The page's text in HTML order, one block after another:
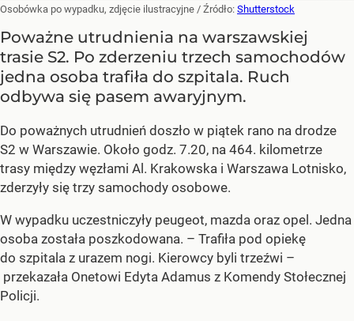
Osobówka po wypadku, zdjęcie ilustracyjne / Źródło: Shutterstock
Poważne utrudnienia na warszawskiej
trasie S2. Po zderzeniu trzech samochodów
jedna osoba trafiła do szpitala. Ruch
odbywa się pasem awaryjnym.
Do poważnych utrudnień doszło w piątek rano na drodze
S2 w Warszawie. Około godz. 7.20, na 464. kilometrze
trasy między węzłami Al. Krakowska i Warszawa Lotnisko,
zderzyły się trzy samochody osobowe.
W wypadku uczestniczyły peugeot, mazda oraz opel. Jedna
osoba została poszkodowana. – Trafiła pod opiekę
do szpitala z urazem nogi. Kierowcy byli trzeźwi –
przekazała Onetowi Edyta Adamus z Komendy Stołecznej
Policji.